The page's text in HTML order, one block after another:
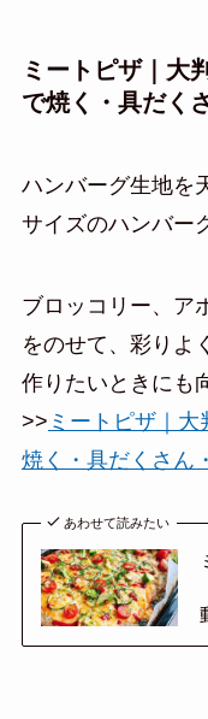
ミートピザ｜大
で焼く・具だく
ハンバーグ生地を
サイズのハンバー
ブロッコリー、ア
をのせて、彩りよ
作りたいときにも
>> ミートピザ｜
焼く・具だくさん
あわせて読みたい